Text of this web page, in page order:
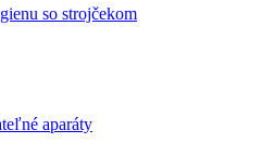
so strojčekom
aparáty